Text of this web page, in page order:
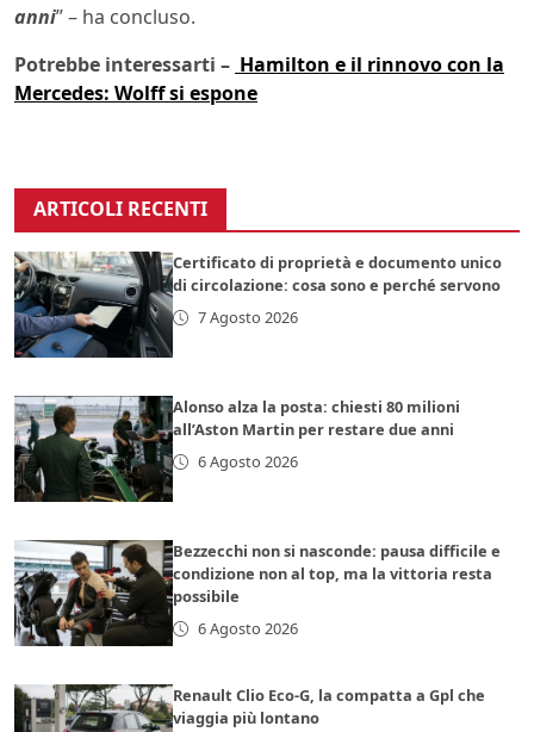
anni” – ha concluso.
Potrebbe interessarti – Hamilton e il rinnovo con la
Mercedes: Wolff si espone
ARTICOLI RECENTI
Certificato di proprietà e documento unico
di circolazione: cosa sono e perché servono
7 Agosto 2026
Alonso alza la posta: chiesti 80 milioni
all’Aston Martin per restare due anni
6 Agosto 2026
Bezzecchi non si nasconde: pausa difficile e
condizione non al top, ma la vittoria resta
possibile
6 Agosto 2026
Renault Clio Eco-G, la compatta a Gpl che
viaggia più lontano